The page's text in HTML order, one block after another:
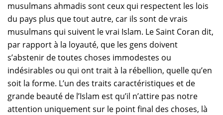
musulmans ahmadis sont ceux qui respectent les lois
du pays plus que tout autre, car ils sont de vrais
musulmans qui suivent le vrai Islam. Le Saint Coran dit,
par rapport à la loyauté, que les gens doivent
s’abstenir de toutes choses immodestes ou
indésirables ou qui ont trait à la rébellion, quelle qu’en
soit la forme. L’un des traits caractéristiques et de
grande beauté de l’Islam est qu’il n’attire pas notre
attention uniquement sur le point final des choses, là